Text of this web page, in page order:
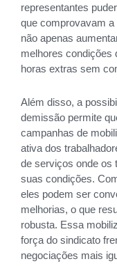
representantes
que comprovavam
não apenas
melhores condições
horas extras sem
Além disso, a
demissão permite
campanhas de
ativa dos
de serviços onde os
suas condições.
eles podem ser
melhorias, o que
robusta. Essa
força do sindicato
negociações mais